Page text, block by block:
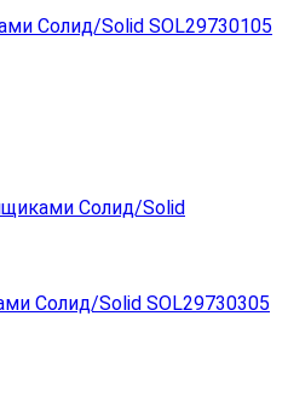
Солид/Solid SOL29730105
Солид/Solid SOL29730305